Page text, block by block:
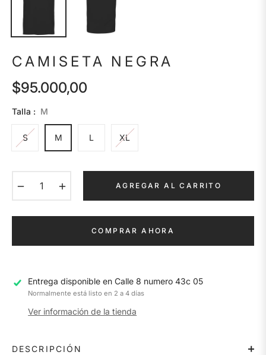
CAMISETA NEGRA
Precio
habitual
$95.000,00
Talla : M
S M L XL
AGREGAR AL CARRITO
COMPRAR AHORA
Entrega disponible enCalle 8 numero 43c 05
Normalmente está listo en 2 a 4 días
Ver información de la tienda
DESCRIPCIÓN